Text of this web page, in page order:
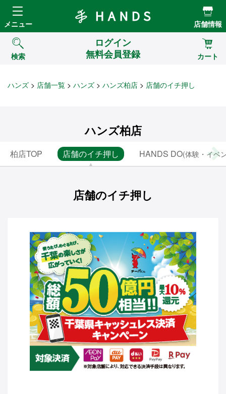
Hands ハンズ
メニュー 店舗情報
検索
ログイン
無料会員登録
カート
ハンズ 店舗一覧 ハンズ ハンズ柏店 店舗のイチ押し
ハンズ柏店
柏店TOP 店舗のイチ押し HANDS DO(体験・イベ
店舗のイチ押し